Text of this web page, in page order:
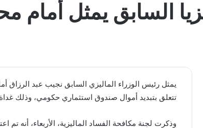
السابق يمثل
يمثل رئيس الوزراء الماليزي السابق نجيب عبد الرزاق
تتعلق بتبديد أموال صندوق استثماري حكومي، وذلك